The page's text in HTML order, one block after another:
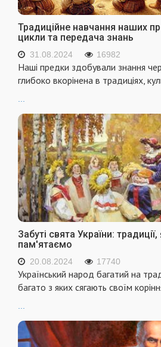
Традиційне навчання наших
цикли та передача знань
31.08.2024 16982
Наші предки здобували знання
глибоко вкорінена в традиціях,
...
Забуті свята України:
пам'ятаємо
20.08.2024 17740
Український народ багатий на
багато з яких сягають своїм